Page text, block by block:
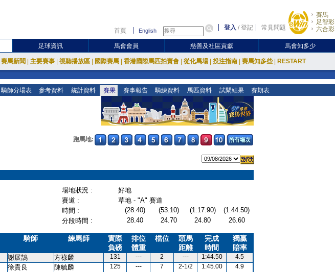
首頁 English 登入 /登記 常見問題
賽馬
足智彩
六合彩
足球資訊 馬會會員 慈善及社區貢獻 馬會知多少
賽馬新聞 主要賽事 視聽播放區 國際賽馬 香港國際馬匹拍賣會 從化馬場 投注指南 賽馬知多些 RESTART
騎師分場表 參考資料 統計資料 賽果 賽事報告 騎練資料 馬匹資料 試閘結果 賽期表
跑馬地:
場地狀況 :
好地
賽道 :
草地 - "A" 賽道
時間 : (28.40) (53.10) (1:17.90)
(1:44.50)
分段時間 :
28.40 24.70 24.80 26.60
騎師 練馬師
實際
負磅
排位
體重
檔位
頭馬
距離
完成
時間
獨贏
賠率
謝展鵠 方祿麟 131 --- 2 --- 1:44.50
4.5
徐貴良 陳毓麟 125 --- 7 2-1/2 1:45.00
4.9